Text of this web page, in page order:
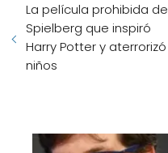
La película prohibida de
Spielberg que inspiró
Harry Potter y aterrorizó
niños